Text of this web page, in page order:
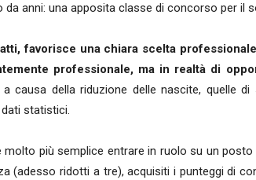
da anni: una apposita classe di concorso per il
favorisce una chiara scelta
professionale, ma in realtà di
causa della riduzione delle nascite, quelle
statistici.
molto più semplice entrare in ruolo su un
(adesso ridotti a tre), acquisiti i punteggi di